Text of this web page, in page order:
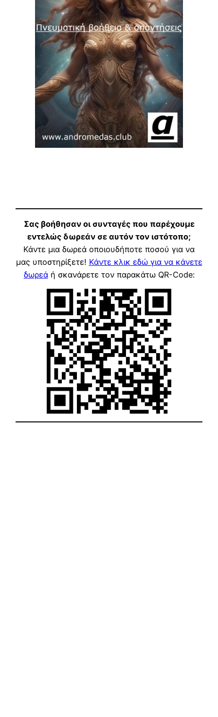
Σας βοήθησαν οι συνταγές που παρέχουμε
εντελώς δωρεάν σε αυτόν τον ιστότοπο;
Κάντε μια δωρεά οποιουδήποτε ποσού για να
μας υποστηρίξετε! Κάντε κλικ εδώ για να κάνετε
δωρεάή σκανάρετε τον παρακάτω QR-Code: